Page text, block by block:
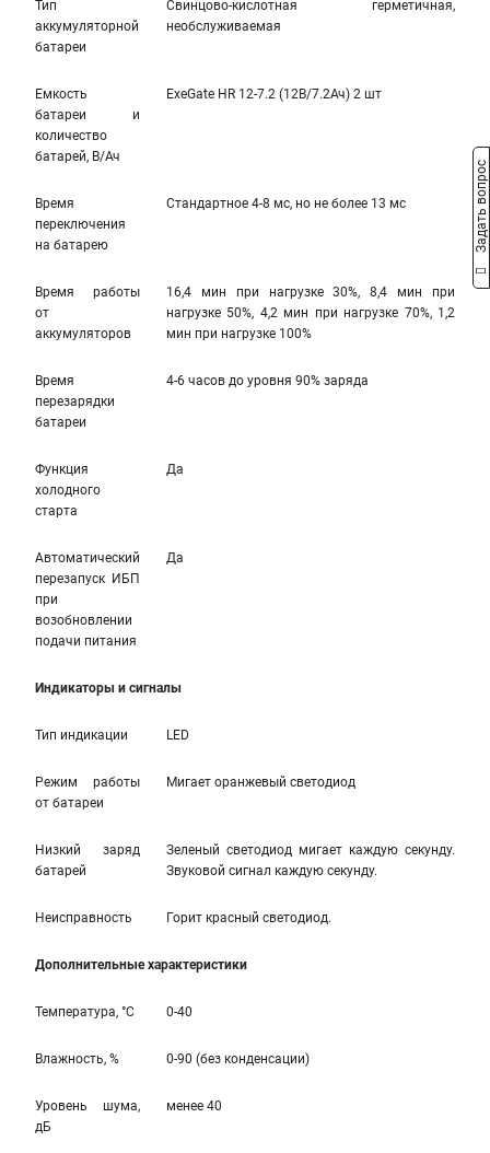
Тип
аккумуляторной
батареи
Свинцово-кислотная герметичная,
необслуживаемая
Емкость
батареи и
количество
батарей, В/Ач
ExeGate HR 12-7.2 (12В/7.2Ач) 2 шт
Время
переключения
на батарею
Стандартное 4-8 мс, но не более 13 мс
Время работы
от
аккумуляторов
16,4 мин при нагрузке 30%, 8,4 мин при
нагрузке 50%, 4,2 мин при нагрузке 70%, 1,2
мин при нагрузке 100%
Время
перезарядки
батареи
4-6 часов до уровня 90% заряда
Функция
холодного
старта
Да
Автоматический
перезапуск ИБП
при
возобновлении
подачи питания
Да
Индикаторы и сигналы
Тип индикации LED
Режим работы
от батареи
Мигает оранжевый светодиод
Низкий заряд
батарей
Зеленый светодиод мигает каждую секунду.
Звуковой сигнал каждую секунду.
Неисправность Горит красный светодиод.
Дополнительные характеристики
Температура, °С 0-40
Влажность, % 0-90 (без конденсации)
Уровень шума,
дБ
менее 40
Задать вопрос